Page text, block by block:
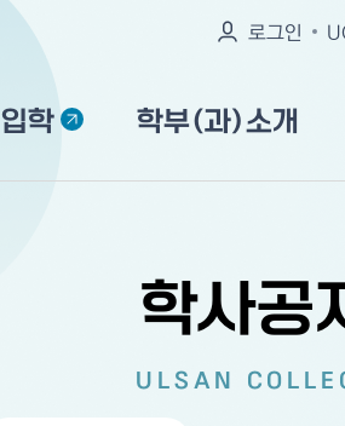
로그인
입학 학부(과)소개
학사공
ULSAN